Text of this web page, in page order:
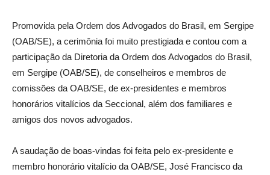
Promovida pela Ordem dos Advogados do Brasil, em Sergipe
(OAB/SE), a cerimônia foi muito prestigiada e contou com a
participação da Diretoria da Ordem dos Advogados do Brasil,
em Sergipe (OAB/SE), de conselheiros e membros de
comissões da OAB/SE, de ex-presidentes e membros
honorários vitalícios da Seccional, além dos familiares e
amigos dos novos advogados.
A saudação de boas-vindas foi feita pelo ex-presidente e
membro honorário vitalício da OAB/SE, José Francisco da